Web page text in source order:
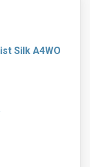
Silk A4WO